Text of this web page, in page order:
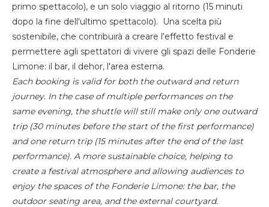
primo spettacolo), e un solo viaggio al ritorno (15 minuti
dopo la fine dell'ultimo spettacolo). Una scelta più
sostenibile, che contribuirà a creare l'effetto festival e
permettere agli spettatori di vivere gli spazi delle Fonderie
Limone: il bar, il dehor, l'area esterna.
Each booking is valid for both the outward and return
journey. In the case of multiple performances on the
same evening, the shuttle will still make only one outward
trip (30 minutes before the start of the first performance)
and one return trip (15 minutes after the end of the last
performance). A more sustainable choice, helping to
create a festival atmosphere and allowing audiences to
enjoy the spaces of the Fonderie Limone: the bar, the
outdoor seating area, and the external courtyard.